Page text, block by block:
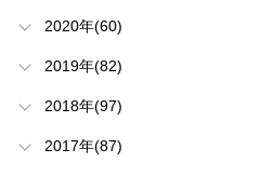
2020年(60)
2019年(82)
2018年(97)
2017年(87)